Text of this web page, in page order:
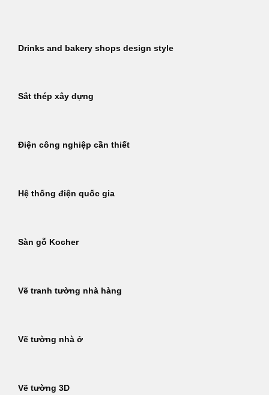
dungDrinks and bakery shops design style
Sắt thép xây dựng
Điện công nghiệp cần thiết
Hệ thống điện quốc gia
Sàn gỗ Kocher
Vẽ tranh tường nhà hàng
Vẽ tường nhà ở
Vẽ tường 3D